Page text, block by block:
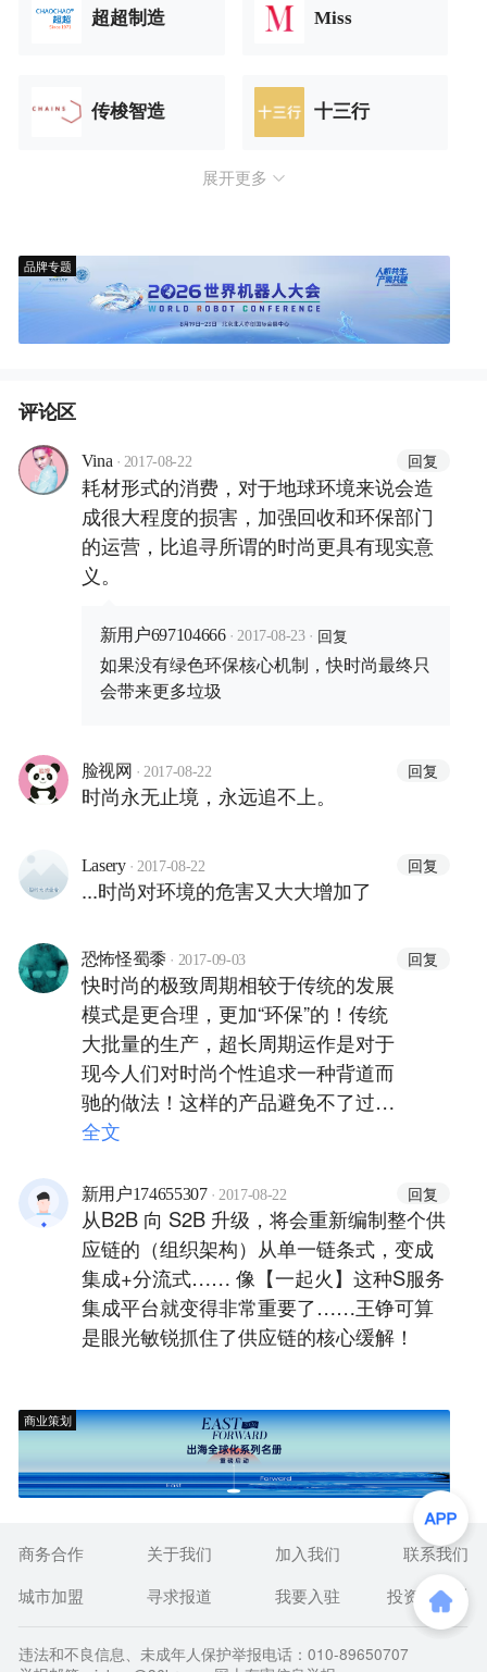
超超制造 Miss
传梭智造 十三行
展开更多
品牌专题
评论区
Vina · 2017-08-22 回复
耗材形式的消费，对于地球环境来说会造
成很大程度的损害，加强回收和环保部门
的运营，比追寻所谓的时尚更具有现实意
义。
新用户697104666 · 2017-08-23 · 回复
如果没有绿色环保核心机制，快时尚最终只
会带来更多垃圾
脸视网 · 2017-08-22 回复
时尚永无止境，永远追不上。
Lasery · 2017-08-22 回复
...时尚对环境的危害又大大增加了
恐怖怪蜀黍 · 2017-09-03 回复
快时尚的极致周期相较于传统的发展
模式是更合理，更加“环保”的！传统
大批量的生产，超长周期运作是对于
现今人们对时尚个性追求一种背道而
驰的做法！这样的产品避免不了过时
淘汰的尴尬，从而产生更大的浪费！
的消费终端直接对接生产商，直接的
消费省去了中间商的囤货风险，这不
是一种“环保”的做法吗？
全文
新用户174655307 · 2017-08-22 回复
从B2B 向 S2B 升级，将会重新编制整个供
应链的（组织架构）从单一链条式，变成
集成+分流式…… 像【一起火】这种S服务
集成平台就变得非常重要了……王铮可算
是眼光敏锐抓住了供应链的核心缓解！
商业策划
商务合作 关于我们 加入我们
联系我们
城市加盟
寻求报道 我要入驻 投资者关系
违法和不良信息、未成年人保护举报电话：010-89650707